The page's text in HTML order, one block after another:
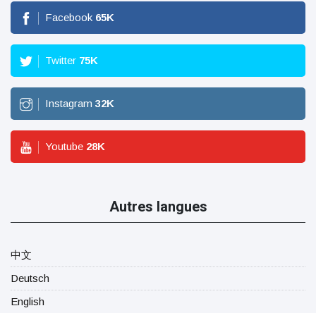
Facebook 65K
Twitter 75K
Instagram 32K
Youtube 28K
Autres langues
中文
Deutsch
English